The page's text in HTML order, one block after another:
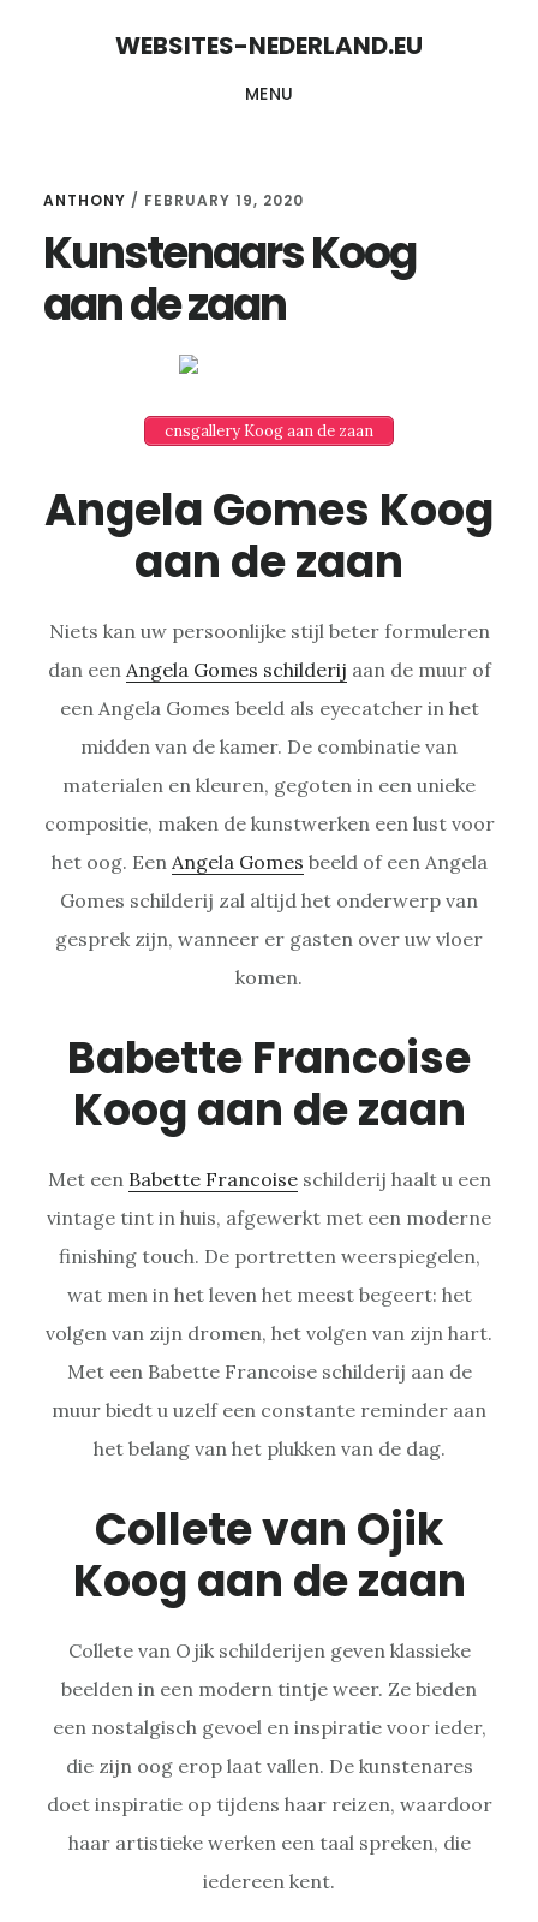
WEBSITES-NEDERLAND.EU
MENU
ANTHONY / FEBRUARY 19, 2020
Kunstenaars Koog
aan de zaan
cnsgallery Koog aan de zaan
Angela Gomes Koog
aan de zaan
Niets kan uw persoonlijke stijl beter formuleren
dan een Angela Gomes schilderij aan de muur of
een Angela Gomes beeld als eyecatcher in het
midden van de kamer. De combinatie van
materialen en kleuren, gegoten in een unieke
compositie, maken de kunstwerken een lust voor
het oog. Een Angela Gomes beeld of een Angela
Gomes schilderij zal altijd het onderwerp van
gesprek zijn, wanneer er gasten over uw vloer
komen.
Babette Francoise
Koog aan de zaan
Met een Babette Francoiseschilderij haalt u een
vintage tint in huis, afgewerkt met een moderne
finishing touch. De portretten weerspiegelen,
wat men in het leven het meest begeert: het
volgen van zijn dromen, het volgen van zijn hart.
Met een Babette Francoise schilderij aan de
muur biedt u uzelf een constante reminder aan
het belang van het plukken van de dag.
Collete van Ojik
Koog aan de zaan
Collete van Ojik schilderijen geven klassieke
beelden in een modern tintje weer. Ze bieden
een nostalgisch gevoel en inspiratie voor ieder,
die zijn oog erop laat vallen. De kunstenares
doet inspiratie op tijdens haar reizen, waardoor
haar artistieke werken een taal spreken, die
iedereen kent.